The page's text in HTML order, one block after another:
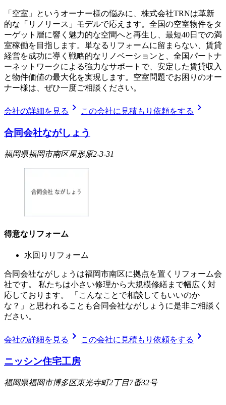
「空室」というオーナー様の悩みに、株式会社TRNは革新
的な「リノリース」モデルで応えます。全国の空室物件をタ
ーゲット層に響く魅力的な空間へと再生し、最短40日での満
室稼働を目指します。単なるリフォームに留まらない、賃貸
経営を成功に導く戦略的なリノベーションと、全国パートナ
ーネットワークによる強力なサポートで、安定した賃貸収入
と物件価値の最大化を実現します。空室問題でお困りのオー
ナー様は、ぜひ一度ご相談ください。
会社の詳細を見る chevron_right この会社に見積もり依頼をする chevron_right
合同会社ながしょう
福岡県福岡市南区屋形原2-3-31
得意なリフォーム
水回りリフォーム
合同会社ながしょうは福岡市南区に拠点を置くリフォーム会
社です。 私たちは小さい修理から大規模修繕まで幅広く対
応しております。 「こんなことで相談してもいいのか
な？」と思われることも合同会社ながしょうに是非ご相談く
ださい。
会社の詳細を見る chevron_right この会社に見積もり依頼をする chevron_right
ニッシン住宅工房
福岡県福岡市博多区東光寺町2丁目7番32号